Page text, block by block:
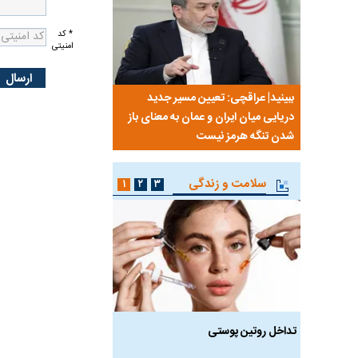
* کد
امنیتی
ببینید| عراقچی: تعیین مسیر جدید
دریایی میان ایران و عمان به معنای باز
شدن تنگه هرمز نیست
سلامت و زندگی
تداخل روتین پوستی
۱ ۲ ۳